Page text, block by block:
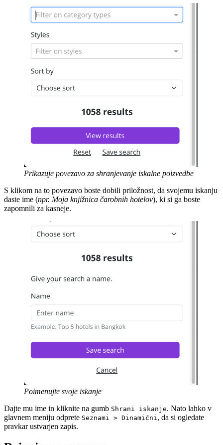
Prikazuje povezavo za shranjevanje iskalne poizvedbe
S klikom na to povezavo boste dobili priložnost, da svojemu iskanju
daste ime (npr. Moja knjižnica čarobnih hotelov), ki si ga boste
zapomnili za kasneje.
Poimenujte svoje iskanje
Dajte mu ime in kliknite na gumb Shrani iskanje. Nato lahko v
glavnem meniju odprete Seznami > Dinamični , da si ogledate
pravkar ustvarjen zapis.